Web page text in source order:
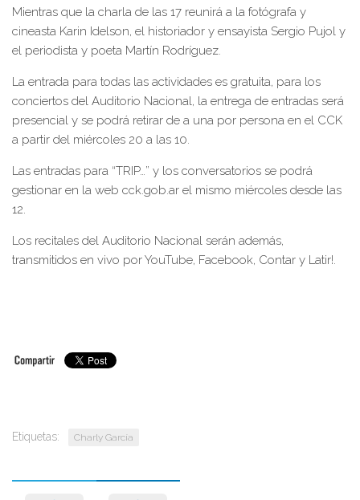
Mientras que la charla de las 17 reunirá a la fotógrafa y
cineasta Karin Idelson, el historiador y ensayista Sergio Pujol y
el periodista y poeta Martín Rodríguez.
La entrada para todas las actividades es gratuita, para los
conciertos del Auditorio Nacional, la entrega de entradas será
presencial y se podrá retirar de a una por persona en el CCK
a partir del miércoles 20 a las 10.
Las entradas para “TRIP…” y los conversatorios se podrá
gestionar en la web cck.gob.ar el mismo miércoles desde las
12.
Los recitales del Auditorio Nacional serán además,
transmitidos en vivo por YouTube, Facebook, Contar y Latir!.
Etiquetas: Charly García